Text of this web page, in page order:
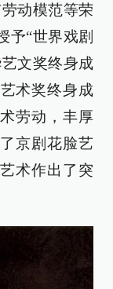
动模范等荣
予“世界戏剧
文奖终身成
术奖终身成
劳动，丰厚
京剧花脸艺
术作出了突